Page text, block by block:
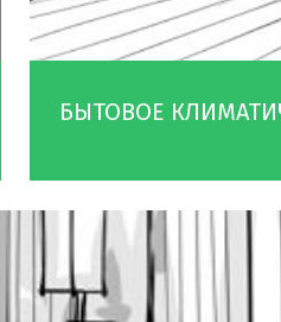
БЫТОВОЕ